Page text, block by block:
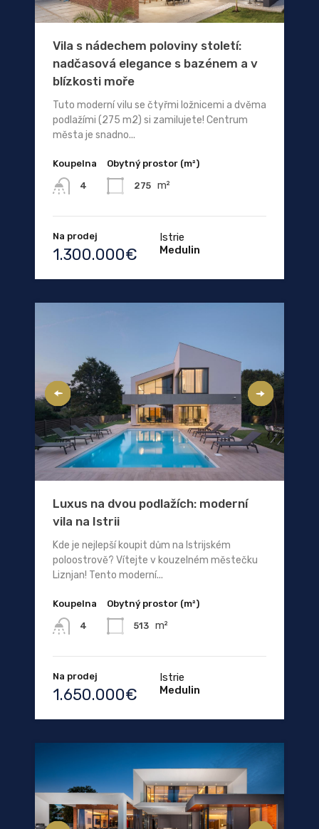
Vila s nádechem poloviny století:
nadčasová elegance s bazénem a v
blízkosti moře
Tuto moderní vilu se čtyřmi ložnicemi a dvěma
podlažími (275 m2) si zamilujete! Centrum
města je snadno...
Koupelna
4
Obytný prostor (m²)
275 m²
Na prodej
1.300.000€
Istrie
Medulin
Luxus na dvou podlažích: moderní
vila na Istrii
Kde je nejlepší koupit dům na Istrijském
poloostrově? Vítejte v kouzelném městečku
Liznjan! Tento moderní...
Koupelna
4
Obytný prostor (m²)
513 m²
Na prodej
1.650.000€
Istrie
Medulin